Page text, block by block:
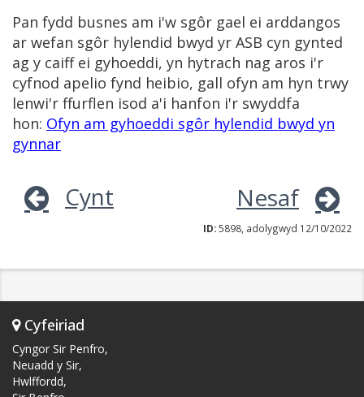
Pan fydd busnes am i'w sgôr gael ei arddangos
ar wefan sgôr hylendid bwyd yr ASB cyn gynted
ag y caiff ei gyhoeddi, yn hytrach nag aros i'r
cyfnod apelio fynd heibio, gall ofyn am hyn trwy
lenwi'r ffurflen isod a'i hanfon i'r swyddfa
hon: Ofyn am gyhoeddi sgôr hylendid bwyd yn
gynnar
Cynt Nesaf
ID:5898, adolygwyd 12/10/2022
Cyfeiriad
Cyngor Sir Penfro,
Neuadd y Sir,
Hwlffordd,